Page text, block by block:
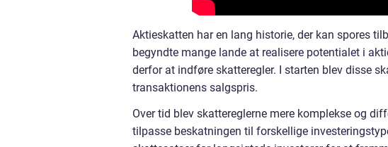
Aktieskatten har en lang historie, der kan spores
begyndte mange lande at realisere potentialet i
derfor at indføre skatteregler. I starten blev disse
transaktionens salgspris.
Over tid blev skattereglerne mere komplekse og
tilpasse beskatningen til forskellige